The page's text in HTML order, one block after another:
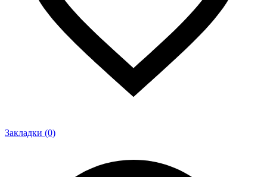
Закладки (0)